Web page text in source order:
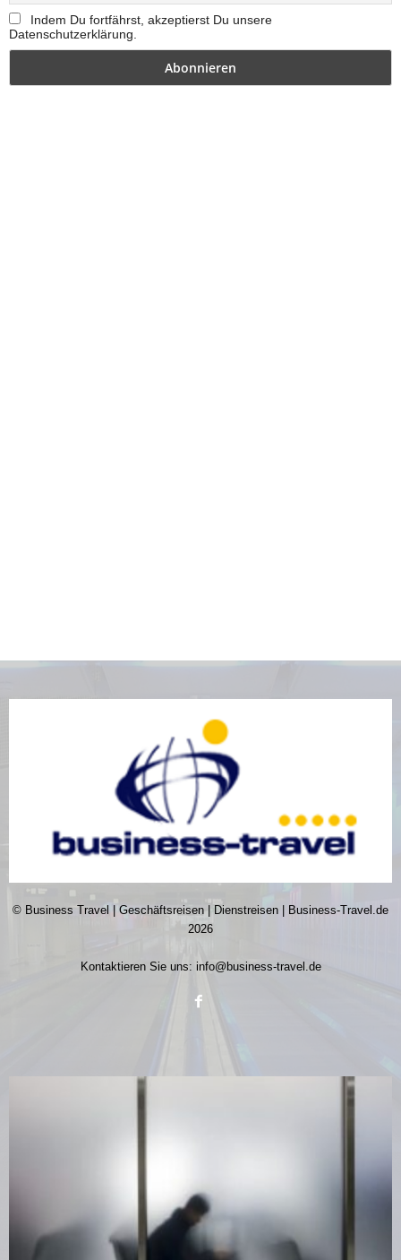
Indem Du fortfährst, akzeptierst Du unsere
Datenschutzerklärung.
© Business Travel | Geschäftsreisen | Dienstreisen | Business-Travel.de
2026
Kontaktieren Sie uns: info@business-travel.de